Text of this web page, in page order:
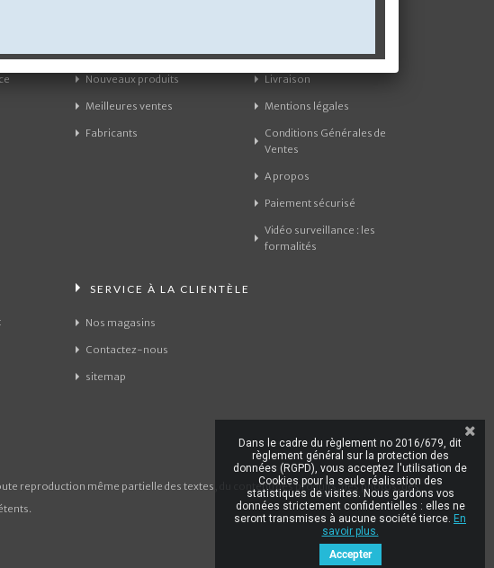
Promotions
Nouveaux produits
Meilleures ventes
Fabricants
Accueil
Livraison
Mentions légales
Conditions Générales de
Ventes
A propos
Paiement sécurisé
Vidéo surveillance : les
formalités
SERVICE À LA CLIENTÈLE
Nos magasins
Contactez-nous
sitemap
reproduction même partielle des textes, du contenu des produits, des photos, des
Dans le cadre du règlement no 2016/679, dit
règlement général sur la protection des
données (RGPD), vous acceptez l'utilisation de
Cookies pour la seule réalisation des
statistiques de visites. Nous gardons vos
données strictement confidentielles : elles ne
seront transmises à aucune société tierce. En
savoir plus.
Accepter